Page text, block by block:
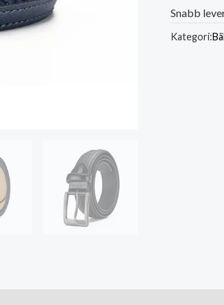
Snabb
Kategori: